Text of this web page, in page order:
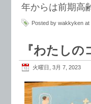
年からは前期高
Posted by wakkyken at
『わたし
火曜日, 3月 7, 2023